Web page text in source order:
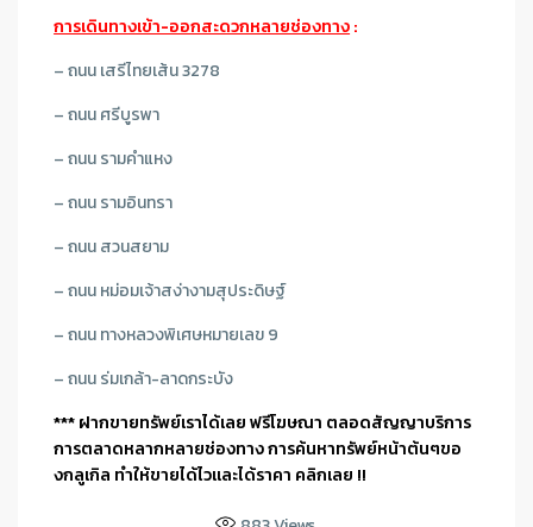
การเดินทางเข้า-ออกสะดวกหลายช่องทาง:
– ถนน เสรีไทยเส้น 3278
– ถนน ศรีบูรพา
– ถนน รามคำแหง
– ถนน รามอินทรา
– ถนน สวนสยาม
– ถนน หม่อมเจ้าสง่างามสุประดิษฐ์
– ถนน ทางหลวงพิเศษหมายเลข 9
– ถนน ร่มเกล้า-ลาดกระบัง
*** ฝากขายทรัพย์เราได้เลย ฟรีโฆษณา ตลอดสัญญาบริการ
การตลาดหลากหลายช่องทาง การค้นหาทรัพย์หน้าต้นๆขอ
งกลูเกิล ทำให้ขายได้ไวและได้ราคา คลิกเลย !!